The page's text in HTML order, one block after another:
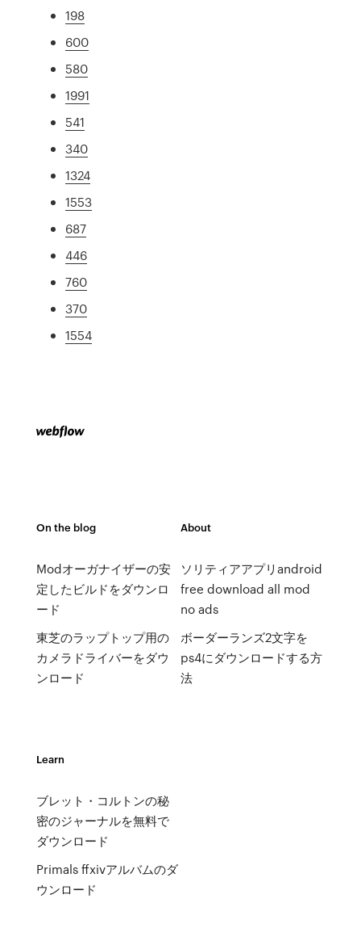
198
600
580
1991
541
340
1324
1553
687
446
760
370
1554
On the blog
Modオーガナイザーの安
定したビルドをダウンロ
ード
東芝のラップトップ用の
カメラドライバーをダウ
ンロード
About
ソリティアアプリandroid
free download all mod
no ads
ボーダーランズ2文字を
ps4にダウンロードする方
法
Learn
ブレット・コルトンの秘
密のジャーナルを無料で
ダウンロード
Primals ffxivアルバムのダ
ウンロード